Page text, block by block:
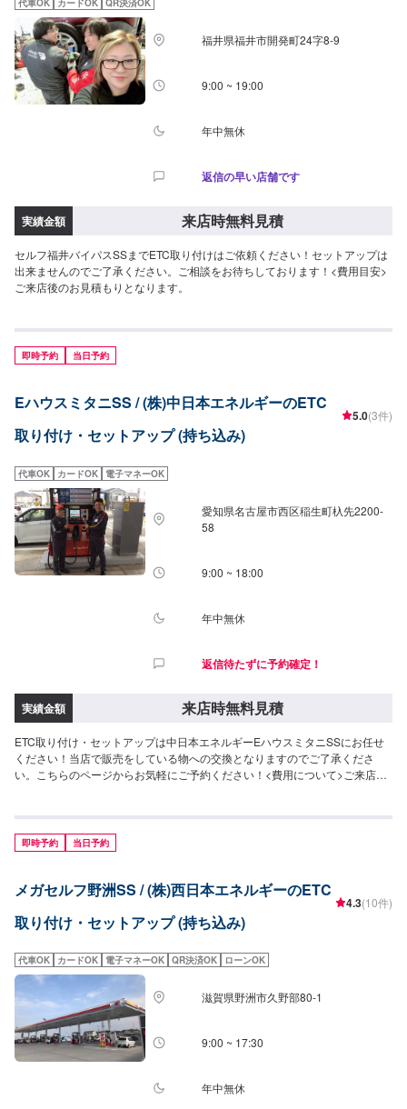
代車OK カードOK QR決済OK
福井県福井市開発町24字8-9
9:00 ~ 19:00
年中無休
返信の早い店舗です
実績金額 来店時無料見積
セルフ福井バイパスSSまでETC取り付けはご依頼ください！セットアップは
出来ませんのでご了承ください。ご相談をお待ちしております！<費用目安>
ご来店後のお見積もりとなります。
即時予約 当日予約
EハウスミタニSS / (株)中日本エネルギーのETC
取り付け・セットアップ (持ち込み)
5.0(3件)
代車OK カードOK 電子マネーOK
愛知県名古屋市西区稲生町杁先2200-
58
9:00 ~ 18:00
年中無休
返信待たずに予約確定！
実績金額 来店時無料見積
ETC取り付け・セットアップは中日本エネルギーEハウスミタニSSにお任せ
ください！当店で販売をしている物への交換となりますのでご了承くださ
い。こちらのページからお気軽にご予約ください！<費用について>ご来店後
即時予約 当日予約
メガセルフ野洲SS / (株)西日本エネルギーのETC
取り付け・セットアップ (持ち込み)
4.3(10件)
代車OK カードOK 電子マネーOK QR決済OK ローンOK
滋賀県野洲市久野部80-1
9:00 ~ 17:30
年中無休